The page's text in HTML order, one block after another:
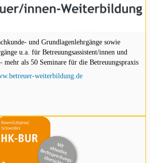
und Grundlagenlehrgänge sowie
u.a. für Betreuungsassistent/innen und
mehr als 50 Seminare für die Betreuungspraxis
weiterbildung.de